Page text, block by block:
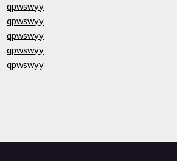
qpwswyy
qpwswyy
qpwswyy
qpwswyy
qpwswyy